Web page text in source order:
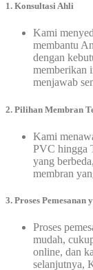
1. Konsultasi Ahli
Kami
membantu
dengan
memberikan
menjawab
2. Pilihan Membran
Kami
PVC hingga
yang
membran
3. Proses Pemesanan
Proses
mudah,
online, dan
selanjutnya,